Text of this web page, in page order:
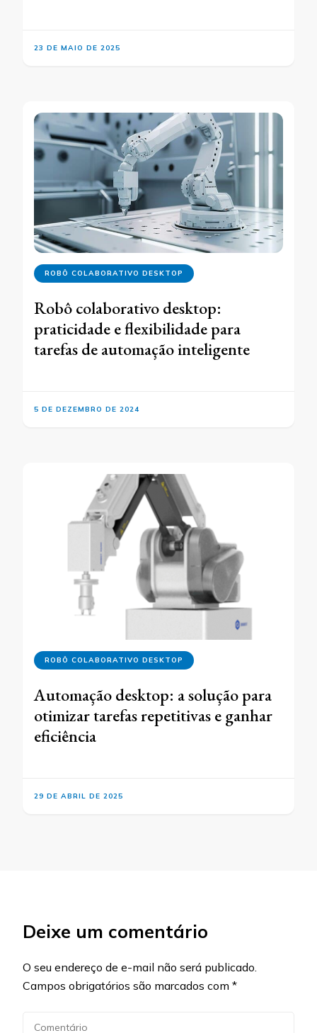
23 DE MAIO DE 2025
ROBÔ COLABORATIVO DESKTOP
Robô colaborativo desktop:
praticidade e flexibilidade para
tarefas de automação inteligente
5 DE DEZEMBRO DE 2024
ROBÔ COLABORATIVO DESKTOP
Automação desktop: a solução para
otimizar tarefas repetitivas e ganhar
eficiência
29 DE ABRIL DE 2025
Deixe um comentário
O seu endereço de e-mail não será publicado.
Campos obrigatórios são marcados com *